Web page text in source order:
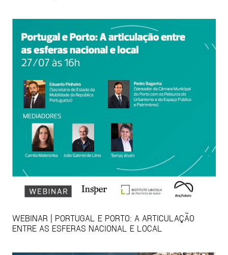
WEBINAR | PORTUGAL E PORTO: A ARTICULAÇÃO
ENTRE AS ESFERAS NACIONAL E LOCAL